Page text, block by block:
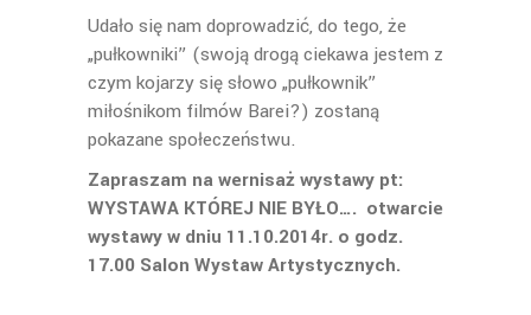
Udało się nam doprowadzić, do tego, że
„pułkowniki” (swoją drogą ciekawa jestem z
czym kojarzy się słowo „pułkownik”
miłośnikom filmów Barei?) zostaną
pokazane społeczeństwu.
Zapraszam na wernisaż wystawy pt:
WYSTAWA KTÓREJ NIE BYŁO…. otwarcie
wystawy w dniu 11.10.2014r. o godz.
17.00 Salon Wystaw Artystycznych.